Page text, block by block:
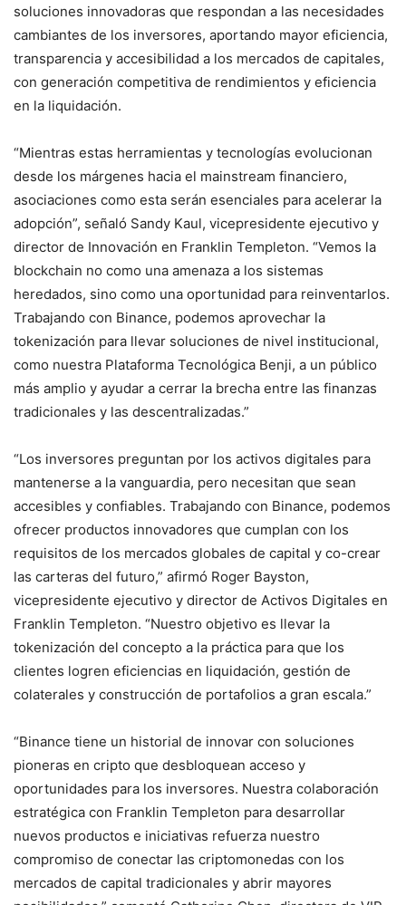
soluciones innovadoras que respondan a las necesidades
cambiantes de los inversores, aportando mayor eficiencia,
transparencia y accesibilidad a los mercados de capitales,
con generación competitiva de rendimientos y eficiencia
en la liquidación.
“Mientras estas herramientas y tecnologías evolucionan
desde los márgenes hacia el mainstream financiero,
asociaciones como esta serán esenciales para acelerar la
adopción”, señaló Sandy Kaul, vicepresidente ejecutivo y
director de Innovación en Franklin Templeton. “Vemos la
blockchain no como una amenaza a los sistemas
heredados, sino como una oportunidad para reinventarlos.
Trabajando con Binance, podemos aprovechar la
tokenización para llevar soluciones de nivel institucional,
como nuestra Plataforma Tecnológica Benji, a un público
más amplio y ayudar a cerrar la brecha entre las finanzas
tradicionales y las descentralizadas.”
“Los inversores preguntan por los activos digitales para
mantenerse a la vanguardia, pero necesitan que sean
accesibles y confiables. Trabajando con Binance, podemos
ofrecer productos innovadores que cumplan con los
requisitos de los mercados globales de capital y co-crear
las carteras del futuro,” afirmó Roger Bayston,
vicepresidente ejecutivo y director de Activos Digitales en
Franklin Templeton. “Nuestro objetivo es llevar la
tokenización del concepto a la práctica para que los
clientes logren eficiencias en liquidación, gestión de
colaterales y construcción de portafolios a gran escala.”
“Binance tiene un historial de innovar con soluciones
pioneras en cripto que desbloquean acceso y
oportunidades para los inversores. Nuestra colaboración
estratégica con Franklin Templeton para desarrollar
nuevos productos e iniciativas refuerza nuestro
compromiso de conectar las criptomonedas con los
mercados de capital tradicionales y abrir mayores